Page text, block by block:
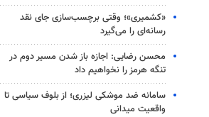
«کشمیری»؛ وقتی برچسب‌سازی جای نقد
رسانه‌ای را می‌گیرد
محسن رضایی: اجازه باز شدن مسیر دوم در
تنگه هرمز را نخواهیم داد
سامانه ضد موشکی لیزری؛ از بلوف سیاسی تا
واقعیت میدانی